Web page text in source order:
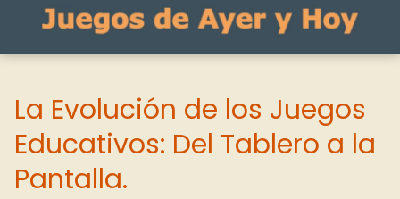
La Evolución de los Juegos
Educativos: Del Tablero a la
Pantalla.